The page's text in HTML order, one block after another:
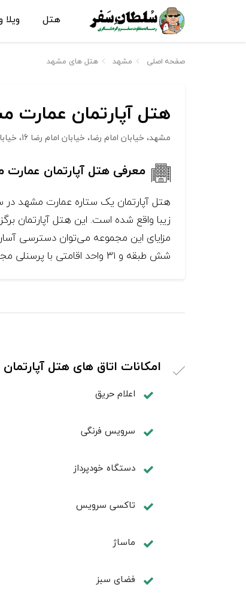
هتل
صفحه اصلی مشهد هتل های مشهد
هتل آپارتمان عمارت
مشهد، خیابان امام رضا، خيابان امام رضا 16، خيابان عنصری، نبش عنصری 1
معرفی هتل آپارتمان
زیبا واقع شده است. این هتل آپارتمان
مزایای این مجموعه می‌توان دسترسی
شش طبقه و ۳۱ واحد اقامتی با پرسنلی مجرب آماده پذیرایی از شما میهمانان گرامی می‌باشد.
امکانات اتاق های هتل
اعلام حریق
سرویس فرنگی
دستگاه خودپرداز
تاکسی سرویس
ماساژ
فضای سبز